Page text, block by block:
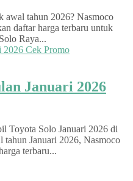
awal tahun 2026? Nasmoco
daftar harga terbaru untuk
Raya...
Januari 2026
Toyota Solo Januari 2026 di
Januari 2026, Nasmoco
terbaru...